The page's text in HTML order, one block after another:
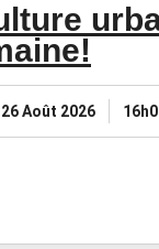
26 Août 2026